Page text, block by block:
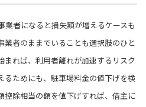
者になると損失額が増えるケースも
業者のままでいることも選択肢のひと
まれば、利用者離れが加速するリスク
るためにも、駐車場料金の値下げを検
控除相当の額を値下げすれば、借主に